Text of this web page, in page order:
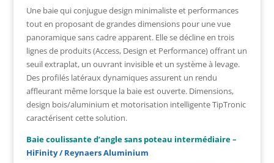
Une baie qui conjugue design minimaliste et performances
tout en proposant de grandes dimensions pour une vue
panoramique sans cadre apparent. Elle se décline en trois
lignes de produits (Access, Design et Performance) offrant un
seuil extraplat, un ouvrant invisible et un système à levage.
Des profilés latéraux dynamiques assurent un rendu
affleurant même lorsque la baie est ouverte. Dimensions,
design bois/aluminium et motorisation intelligente TipTronic
caractérisent cette solution.
Baie coulissante d’angle sans poteau intermédiaire –
HiFinity / Reynaers Aluminium